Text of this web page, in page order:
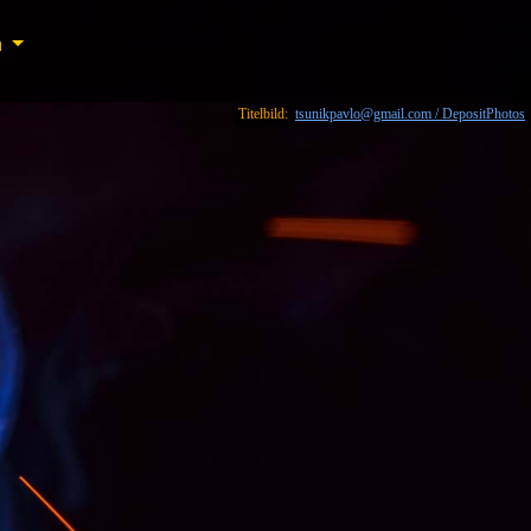
Titelbild: tsunikpavlo@gmail.com / DepositPhotos